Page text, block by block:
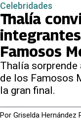
Celebridades
Thalía
integrantes
Famosos
Thalía sorprende
de los Famosos
la gran final.
Por Griselda Hernández